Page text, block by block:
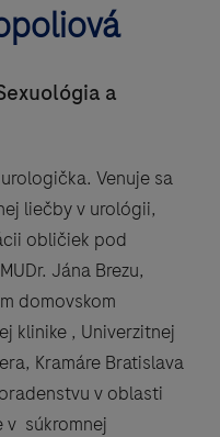
a
Venuje sa
liečby v urológii,
obličiek pod
Jána Brezu,
domovskom
klinike , Univerzitnej
Kramáre Bratislava
v oblasti
v súkromnej